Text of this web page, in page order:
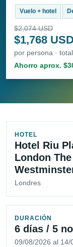
Vuelo + hotel
$2,074 USD
$1,768 USD
por persona ·
Ahorro aprox.
HOTEL
Hotel Riu
London The
Londres
DURACIÓN
6 días / 5
09/08/2026 al 14/